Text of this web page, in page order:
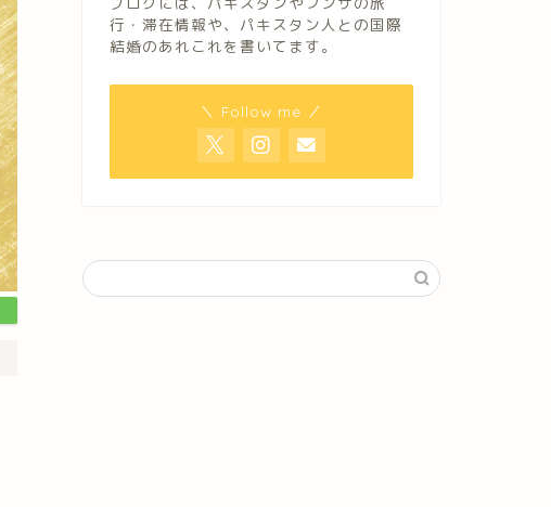
行・滞在情報や、パキスタン人との国際
結婚のあれこれを書いてます。
＼ Follow me ／